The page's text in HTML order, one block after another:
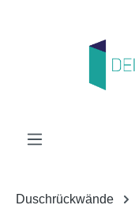
Duschrückwände